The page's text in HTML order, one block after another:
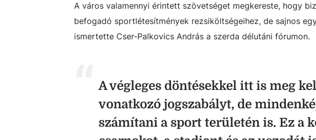
A város valamennyi érintett szövetséget megkereste, hogy
befogadó sportlétesítmények rezsiköltségeihez, de sajnos
ismertette Cser-Palkovics András a szerda délutáni fórumon.
A végleges döntésekkel itt is meg
vonatkozó jogszabályt, de
számítani a sport területén is. Ez a